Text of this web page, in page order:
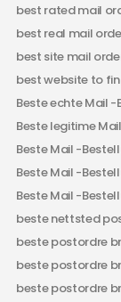
best rated mail
best real mail
best site mail
best website to
Beste echte Mail
Beste legitime
Beste Mail -
Beste Mail -
Beste Mail -
beste nettsted
beste postordre
beste postordre
beste postordre